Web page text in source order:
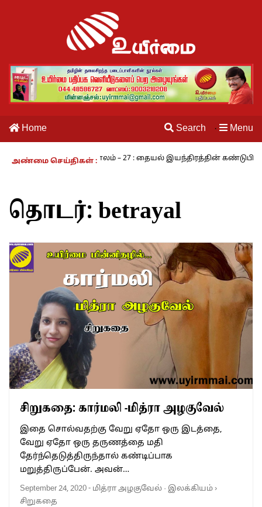
Home Search · Menu
அண்மை செய்திகள் :
நாம் வாழும் காலம் – 27 : தையல் இயந்திரத்தின்
தொடர்:betrayal
சிறுகதை: கார்மலி -மித்ரா அழகுவேல்
இதை சொல்வதற்கு வேறு ஏதோ ஒரு இடத்தை,
வேறு ஏதோ ஒரு தருணத்தை மதி
தேர்ந்தெடுத்திருந்தால் கண்டிப்பாக
மறுத்திருப்பேன். அவன்…
September 24, 2020- மித்ரா அழகுவேல் · இலக்கியம்›
சிறுகதை